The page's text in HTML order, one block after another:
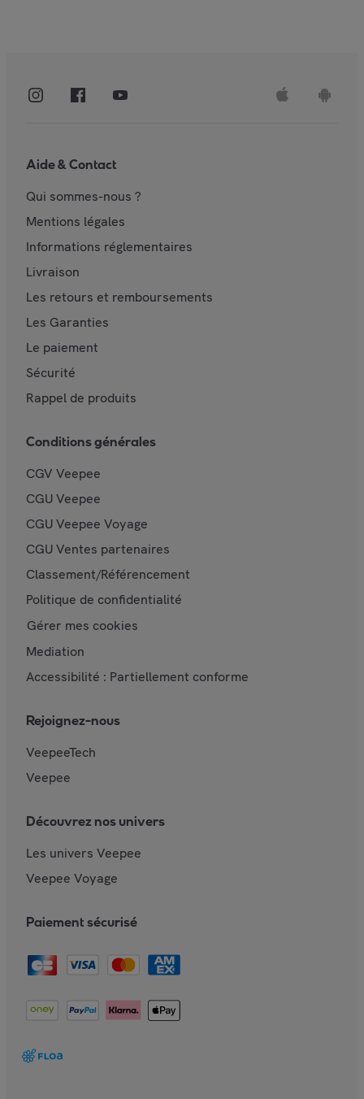
Aide & Contact
Qui sommes-nous ?
Mentions légales
Informations réglementaires
Livraison
Les retours et remboursements
Les Garanties
Le paiement
Sécurité
Rappel de produits
Conditions générales
CGV Veepee
CGU Veepee
CGU Veepee Voyage
CGU Ventes partenaires
Classement/Référencement
Politique de confidentialité
Gérer mes cookies
Mediation
Accessibilité : Partiellement conforme
Rejoignez-nous
VeepeeTech
Veepee
Découvrez nos univers
Les univers Veepee
Veepee Voyage
Paiement sécurisé